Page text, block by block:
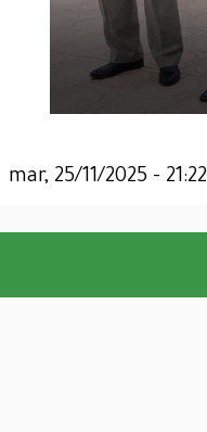
mar, 25/11/2025 - 21:22